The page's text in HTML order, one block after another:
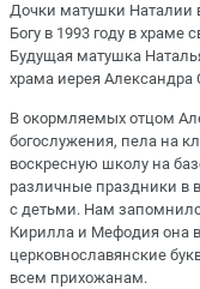
Дочки матушки Наталии
Богу в 1993 году в храме
Будущая матушка
храма иерея Александра
В окормляемых отцом
богослужения, пела на
воскресную школу на
различные праздники в
с детьми. Нам
Кирилла и Мефодия она
церковнославянские
всем прихожанам.